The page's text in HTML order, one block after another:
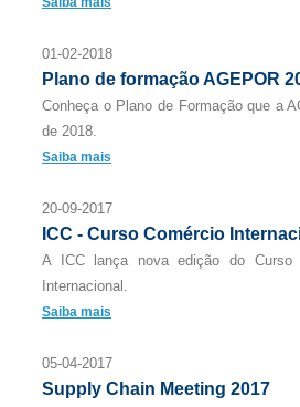
01-02-2018
Plano de formação AGEPOR
Conheça o Plano de Formação que a
de 2018.
Saiba mais
20-09-2017
ICC - Curso Comércio
A ICC lança nova edição do Curso
Internacional.
Saiba mais
05-04-2017
Supply Chain Meeting 2017